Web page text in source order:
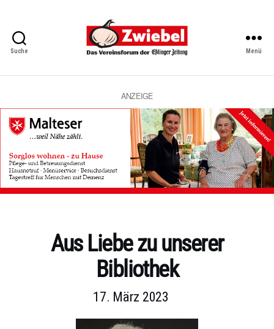
Suche
Vereinsforum
Eßlinger
Zeitung
Menü
ANZEIGE
Aus Liebe zu unserer
Bibliothek
17. März 2023